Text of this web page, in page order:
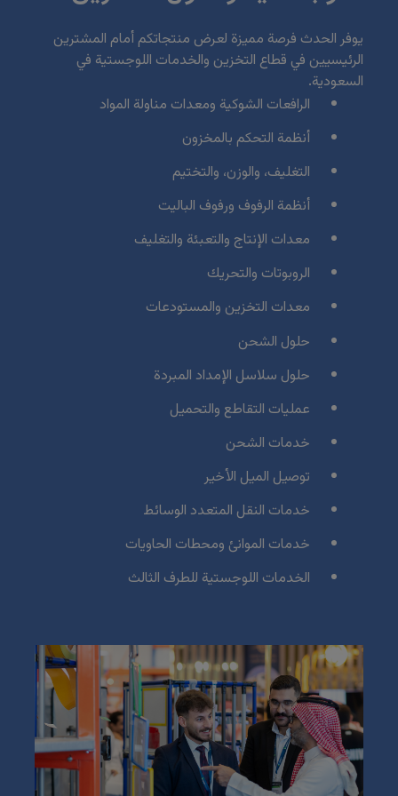
West Africa Infrastructure Expo
Big 5 Construct Qatar
SAUDI ARABIA
Big 5 Construct Saudi
Saudi FM & Clean
HVACR Saudi Arabia
Marble and Stone Saudi Arabia
Windows, Doors & Facades Saudi Arabia
Global Infrastructure Expo
Global Water Expo
Smart Cities Saudi Expo
Jeddah Construct
SOUTH AFRICA
Big 5 Construct South Africa
يوفر الحدث فرصة مميزة لعرض منتجاتكم أمام المشترين
الرئيسيين في قطاع التخزين والخدمات اللوجستية في
السعودية.
الرافعات الشوكية ومعدات مناولة المواد
أنظمة التحكم بالمخزون
التغليف، والوزن، والتختيم
أنظمة الرفوف ورفوف الباليت
معدات الإنتاج والتعبئة والتغليف
الروبوتات والتحريك
معدات التخزين والمستودعات
حلول الشحن
حلول سلاسل الإمداد المبردة
عمليات التقاطع والتحميل
خدمات الشحن
توصيل الميل الأخير
خدمات النقل المتعدد الوسائط
خدمات الموانئ ومحطات الحاويات
الخدمات اللوجستية للطرف الثالث